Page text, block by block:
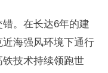
。在长达6年的建
海强风环境下通行
技术持续领跑世